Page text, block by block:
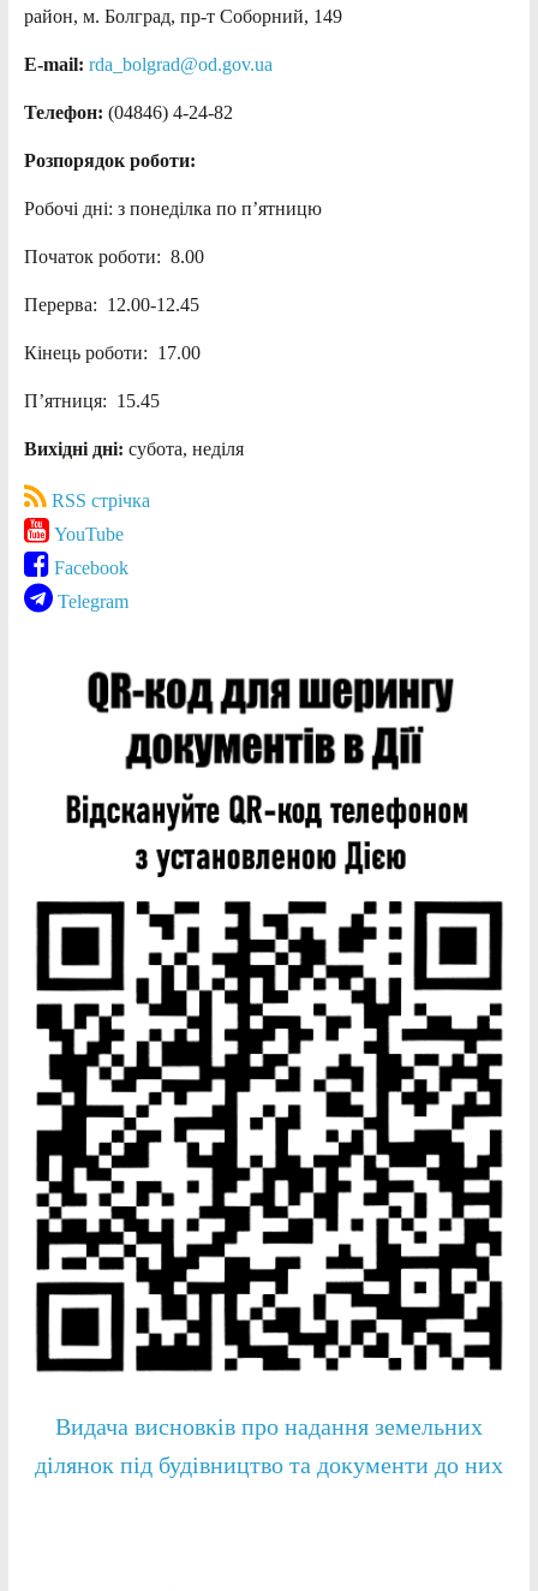
район, м. Болград, пр-т Соборний, 149
E-mail: rda_bolgrad@od.gov.ua
Телефон: (04846) 4-24-82
Розпорядок роботи:
Робочі дні: з понеділка по п’ятницю
Початок роботи: 8.00
Перерва: 12.00-12.45
Кінець роботи: 17.00
П’ятниця: 15.45
Вихідні дні: субота, неділя
RSS стрічка
YouTube
Facebook
Telegram
Видача висновків про надання земельних
ділянок під будівництво та документи до них